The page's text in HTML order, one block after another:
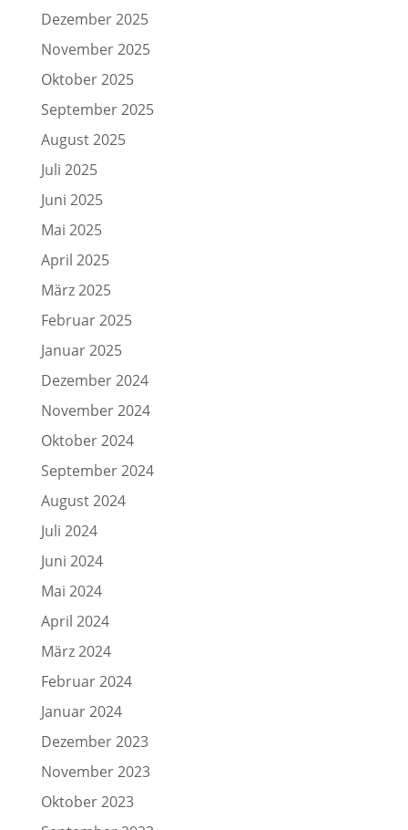
Dezember 2025
November 2025
Oktober 2025
September 2025
August 2025
Juli 2025
Juni 2025
Mai 2025
April 2025
März 2025
Februar 2025
Januar 2025
Dezember 2024
November 2024
Oktober 2024
September 2024
August 2024
Juli 2024
Juni 2024
Mai 2024
April 2024
März 2024
Februar 2024
Januar 2024
Dezember 2023
November 2023
Oktober 2023